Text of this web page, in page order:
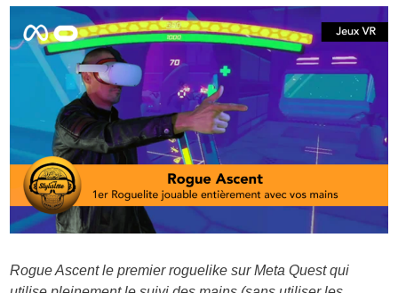
Rogue Ascent le premier roguelike sur Meta Quest qui